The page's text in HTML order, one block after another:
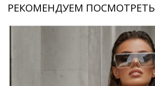
РЕКОМЕНДУЕМ ПОСМОТРЕТЬ